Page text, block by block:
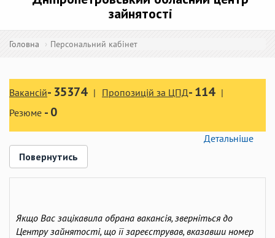
зайнятості
Головна Персональний кабінет
Вакансій- 35374 Пропозицій за ЦПД-114
Резюме -0
Детальніше
Повернутись
Якщо Вас зацікавила обрана вакансія, зверніться до
Центру зайнятості, що її зареєстрував, вказавши номер